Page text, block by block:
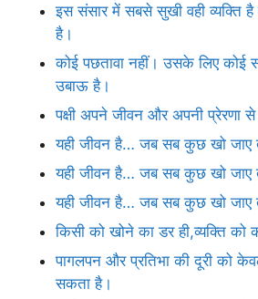
इस संसार में सबसे सुखी वही व्यक्ति है
है।
कोई पछतावा नहीं। उसके लिए कोई
उबाऊ है।
पक्षी अपने जीवन और अपनी प्रेरणा से
यही जीवन है… जब सब कुछ खो जाए
यही जीवन है… जब सब कुछ खो जाए
यही जीवन है… जब सब कुछ खो जाए
किसी को खोने का डर ही,व्यक्ति को
पागलपन और प्रतिभा की दूरी को
सकता है।